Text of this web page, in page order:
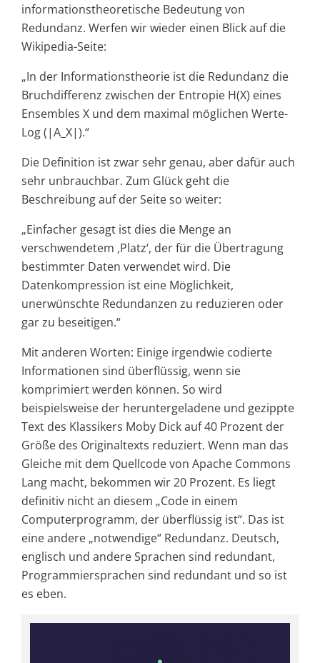
informationstheoretische Bedeutung von
Redundanz. Werfen wir wieder einen Blick auf die
Wikipedia-Seite:
„In der Informationstheorie ist die Redundanz die
Bruchdifferenz zwischen der Entropie H(X) eines
Ensembles X und dem maximal möglichen Werte-
Log (|A_X|).“
Die Definition ist zwar sehr genau, aber dafür auch
sehr unbrauchbar. Zum Glück geht die
Beschreibung auf der Seite so weiter:
„Einfacher gesagt ist dies die Menge an
verschwendetem ‚Platz‘, der für die Übertragung
bestimmter Daten verwendet wird. Die
Datenkompression ist eine Möglichkeit,
unerwünschte Redundanzen zu reduzieren oder
gar zu beseitigen.“
Mit anderen Worten: Einige irgendwie codierte
Informationen sind überflüssig, wenn sie
komprimiert werden können. So wird
beispielsweise der heruntergeladene und gezippte
Text des Klassikers Moby Dick auf 40 Prozent der
Größe des Originaltexts reduziert. Wenn man das
Gleiche mit dem Quellcode von Apache Commons
Lang macht, bekommen wir 20 Prozent. Es liegt
definitiv nicht an diesem „Code in einem
Computerprogramm, der überflüssig ist“. Das ist
eine andere „notwendige“ Redundanz. Deutsch,
englisch und andere Sprachen sind redundant,
Programmiersprachen sind redundant und so ist
es eben.